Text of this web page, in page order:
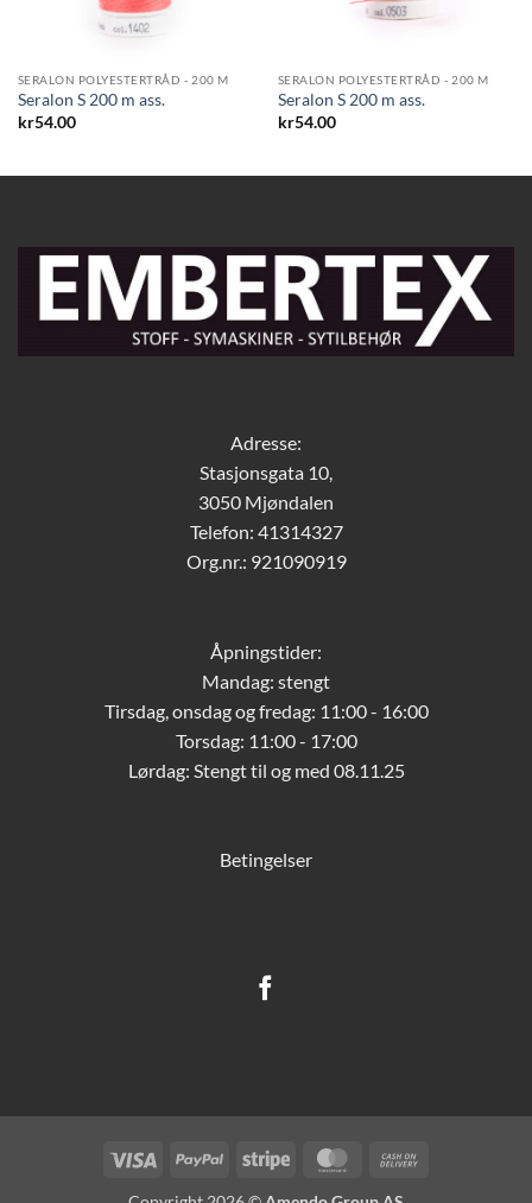
SERALON POLYESTERTRÅD - 200 M
Seralon S 200 m ass.
kr54.00
SERALON POLYESTERTRÅD - 200 M
Seralon S 200 m ass.
kr54.00
Adresse:
Stasjonsgata 10,
3050 Mjøndalen
Telefon: 41314327
Org.nr.: 921090919
Åpningstider:
Mandag: stengt
Tirsdag, onsdag og fredag: 11:00 - 16:00
Torsdag: 11:00 - 17:00
Lørdag: Stengt til og med 08.11.25
Betingelser
Visa PayPal Stripe MasterCard